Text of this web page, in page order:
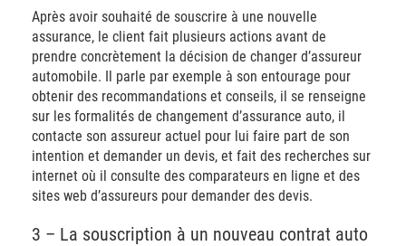
Après avoir souhaité de souscrire à une nouvelle
assurance, le client fait plusieurs actions avant de
prendre concrètement la décision de changer d’assureur
automobile. Il parle par exemple à son entourage pour
obtenir des recommandations et conseils, il se renseigne
sur les formalités de changement d’assurance auto, il
contacte son assureur actuel pour lui faire part de son
intention et demander un devis, et fait des recherches sur
internet où il consulte des comparateurs en ligne et des
sites web d’assureurs pour demander des devis.
3 – La souscription à un nouveau contrat auto